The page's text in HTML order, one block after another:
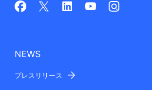
NEWS
プレスリリース